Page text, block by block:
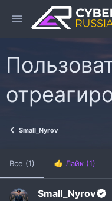
Small_Nyrov
Все (1) Лайк (1)
Small_Nyrov